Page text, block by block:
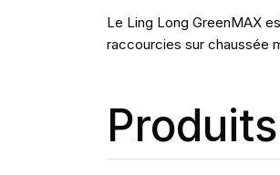
Le Ling Long GreenMAX
raccourcies sur chaussée